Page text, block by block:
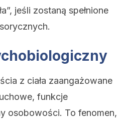
jeśli zostaną spełnione
z ciała zaangażowane
funkcje
osobowości. To fenomen,